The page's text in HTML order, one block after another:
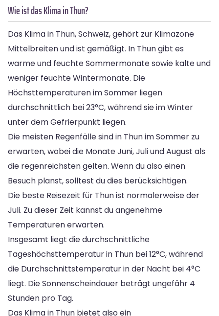
Wie ist das Klima in Thun?
Das Klima in Thun, Schweiz, gehört zur Klimazone
Mittelbreiten und ist gemäßigt. In Thun gibt es
warme und feuchte Sommermonate sowie kalte und
weniger feuchte Wintermonate. Die
Höchsttemperaturen im Sommer liegen
durchschnittlich bei 23°C, während sie im Winter
unter dem Gefrierpunkt liegen.
Die meisten Regenfälle sind in Thun im Sommer zu
erwarten, wobei die Monate Juni, Juli und August als
die regenreichsten gelten. Wenn du also einen
Besuch planst, solltest du dies berücksichtigen.
Die beste Reisezeit für Thun ist normalerweise der
Juli. Zu dieser Zeit kannst du angenehme
Temperaturen erwarten.
Insgesamt liegt die durchschnittliche
Tageshöchsttemperatur in Thun bei 12°C, während
die Durchschnittstemperatur in der Nacht bei 4°C
liegt. Die Sonnenscheindauer beträgt ungefähr 4
Stunden pro Tag.
Das Klima in Thun bietet also ein